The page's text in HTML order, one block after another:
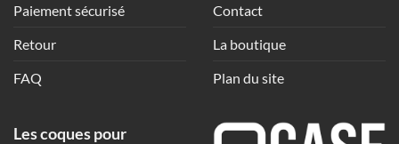
Paiement sécurisé
Retour
FAQ
Contact
La boutique
Plan du site
Les coques pour